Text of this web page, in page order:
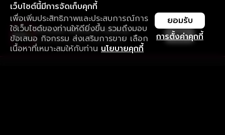
เว็บไซต์นี้มีการจัดเก็บคุกกี้
เพื่อเพิ่มประสิทธิภาพและประสบการณ์การ
ใช้เว็บไซต์ของท่านให้ดียิ่งขึ้น รวมถึงมอบ
ข้อเสนอ กิจกรรม ส่งเสริมการขาย เลือก
เนื้อหาที่เหมาะสมให้กับท่าน นโยบายคุกกี้
การตั้งค่าคุกกี้
ยอมรับ
ใช้งานแอป ลื่นไหลกว่า ไม่มีสะดุด
ดาวน์โหลดแอปเพื่อการรับชมที่ดีกว่า เปิด